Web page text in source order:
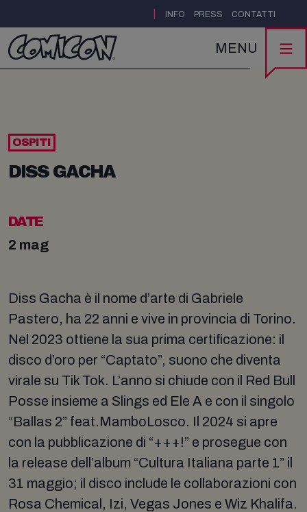
INFO PRESS CONTATTI
MENU
OSPITI
DISS GACHA
DATE
2 mag
Diss Gacha è il nome d’arte di Gabriele
Pastero, ha 22 anni e vive in provincia di Torino.
Nel 2023 ottiene la sua prima certificazione: il
disco d’oro per “Captato”, suono che diventa
virale su Tik Tok. L’anno si chiude con il Red Bull
Posse insieme a Slings ed Ele A e con il singolo
“Ballas 2” feat.MamboLosco. Il 2024 si apre
con la pubblicazione di “+++!” e prosegue con
la release dell’album “Cultura Italiana parte 1” il
31 maggio; il disco include le collaborazioni con
Rosa Chemical, Izi, Vegas Jones e Wiz Khalifa.